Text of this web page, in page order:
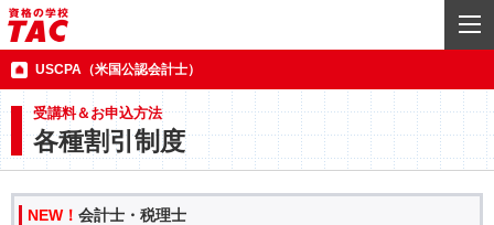
USCPA（米国公認会計士）
受講料＆お申込方法
各種割引制度
NEW！ 会計士・税理士